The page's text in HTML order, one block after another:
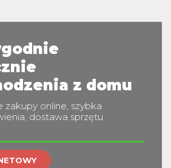
z domu
online, szybka
dostawa sprzętu